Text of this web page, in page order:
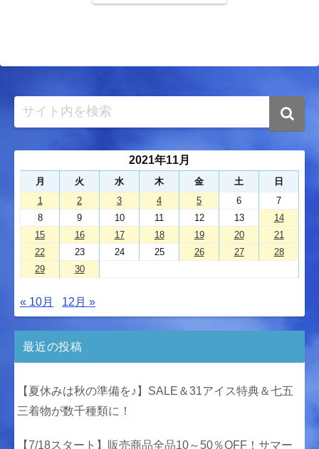
2021年11月
月 火 水 木 金 土
日
1
2 3 4 5 6
7
8
9 10 11 12 13
14
15
16 17 18 19 20
21
22
23 24 25 26 27
28
29
30
« 10月 12月 »
最近の投稿
【夏休みは秋の準備を♪】SALE＆31アイス特典＆七五
三着物が数千種類に！
【7/18スタート】販売商品全品10～50％OFF！サマー